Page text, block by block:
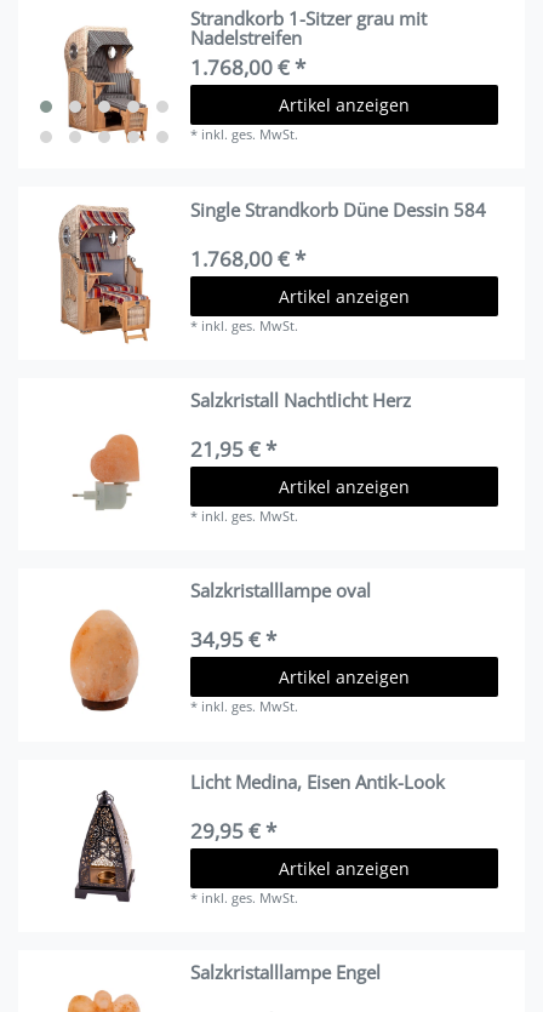
Strandkorb 1-Sitzer grau mit
Nadelstreifen
1.768,00 € *
Artikel anzeigen
* inkl. ges. MwSt.
Single Strandkorb Düne Dessin 584
1.768,00 € *
Artikel anzeigen
* inkl. ges. MwSt.
Salzkristall Nachtlicht Herz
21,95 € *
Artikel anzeigen
* inkl. ges. MwSt.
Salzkristalllampe oval
34,95 € *
Artikel anzeigen
* inkl. ges. MwSt.
Licht Medina, Eisen Antik-Look
29,95 € *
Artikel anzeigen
* inkl. ges. MwSt.
Salzkristalllampe Engel